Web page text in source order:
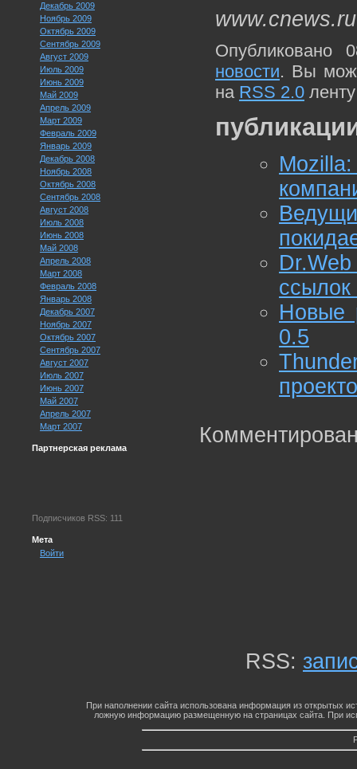
Декабрь 2009
Ноябрь 2009
Октябрь 2009
Сентябрь 2009
Август 2009
Июль 2009
Июнь 2009
Май 2009
Апрель 2009
Март 2009
Февраль 2009
Январь 2009
Декабрь 2008
Ноябрь 2008
Октябрь 2008
Сентябрь 2008
Август 2008
Июль 2008
Июнь 2008
Май 2008
Апрель 2008
Март 2008
Февраль 2008
Январь 2008
Декабрь 2007
Ноябрь 2007
Октябрь 2007
Сентябрь 2007
Август 2007
Июль 2007
Июнь 2007
Май 2007
Апрель 2007
Март 2007
Партнерская реклама
Подписчиков RSS: 111
Мета
Войти
www.cnews.ru
Опубликовано
новости. Вы
на RSS 2.0
Новые
0.5
RSS:
При наполнении сайта использована информация из открытых
ложную информацию размещенную на страницах сайта. При